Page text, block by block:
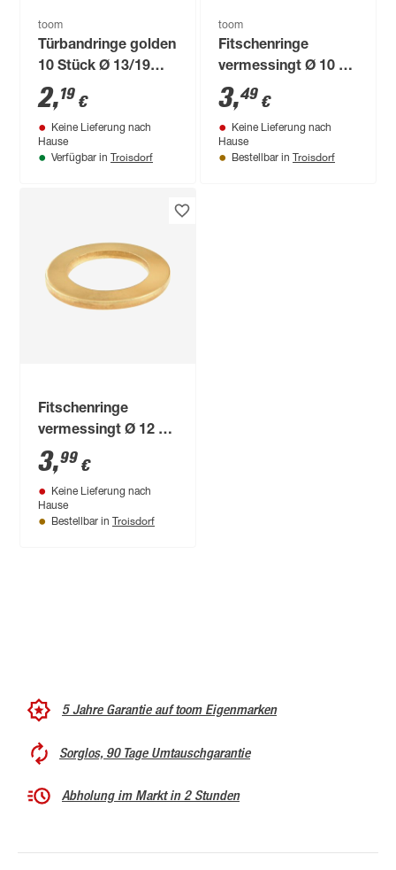
toom
Türbandringe golden
10 Stück Ø 13/19
mm
2,19 €
Keine Lieferung nach
Hause
Verfügbar in Troisdorf
toom
Fitschenringe
vermessingt Ø 10 x
16 x 2 mm 18 Stück
3,49 €
Keine Lieferung nach
Hause
Bestellbar in Troisdorf
Fitschenringe
vermessingt Ø 12 x
18 x 2 mm 16 Stück
3,99 €
Keine Lieferung nach
Hause
Bestellbar in Troisdorf
5 Jahre Garantie auf toom Eigenmarken
Sorglos, 90 Tage Umtauschgarantie
Abholung im Markt in 2 Stunden